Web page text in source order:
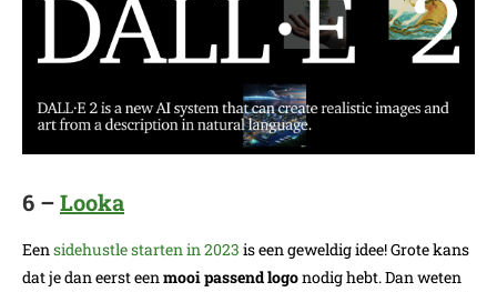
6 –Looka
Eensidehustle starten in 2023 is een geweldig idee! Grote kans
dat je dan eerst eenmooi passend logonodig hebt. Dan weten